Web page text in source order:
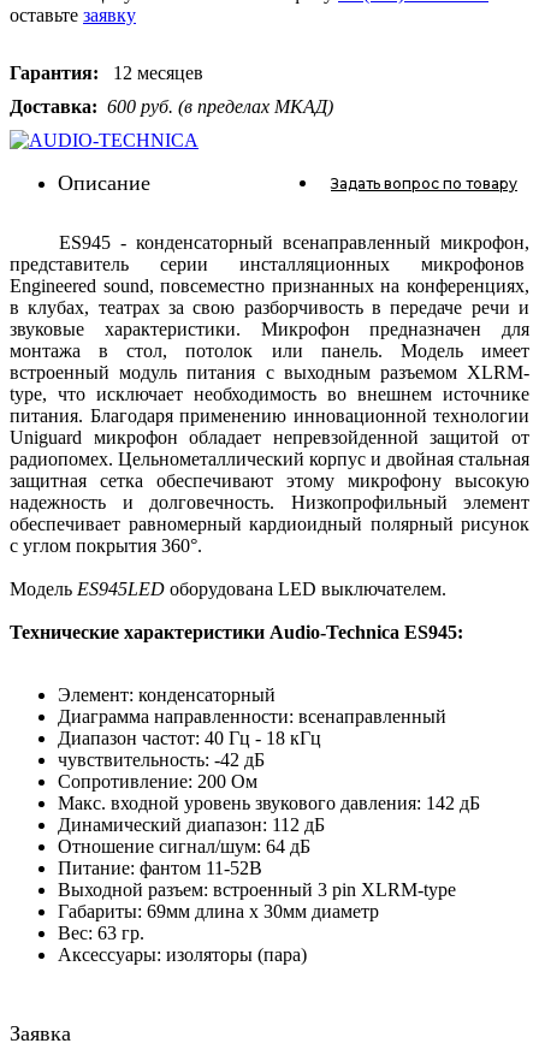
оставьте заявку
Гарантия: 12 месяцев
Доставка: 600 руб. (в пределах МКАД)
Описание Задать вопрос по товару
ES945 - конденсаторный всенаправленный микрофон,
представитель серии инсталляционных микрофонов
Engineered sound, повсеместно признанных на конференциях,
в клубах, театрах за свою разборчивость в передаче речи и
звуковые характеристики. Микрофон предназначен для
монтажа в стол, потолок или панель. Модель имеет
встроенный модуль питания с выходным разъемом XLRM-
type, что исключает необходимость во внешнем источнике
питания. Благодаря применению инновационной технологии
Uniguard микрофон обладает непревзойденной защитой от
радиопомех. Цельнометаллический корпус и двойная стальная
защитная сетка обеспечивают этому микрофону высокую
надежность и долговечность. Низкопрофильный элемент
обеспечивает равномерный кардиоидный полярный рисунок
с углом покрытия 360°.
Модель ES945LED оборудована LED выключателем.
Технические характеристики Audio-Technica ES945:
Элемент: конденсаторный
Диаграмма направленности: всенаправленный
Диапазон частот: 40 Гц - 18 кГц
чувствительность: -42 дБ
Сопротивление: 200 Ом
Макс. входной уровень звукового давления: 142 дБ
Динамический диапазон: 112 дБ
Отношение сигнал/шум: 64 дБ
Питание: фантом 11-52В
Выходной разъем: встроенный 3 pin XLRM-type
Габариты: 69мм длина x 30мм диаметр
Вес: 63 гр.
Аксессуары: изоляторы (пара)
Заявка